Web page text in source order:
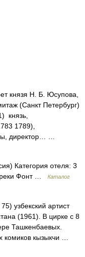
князя Н. Б. Юсупова,
(Санкт Петербург)
князь,
1789),
директор… …
Категория отеля: 3
реки Фонт …
Каталог
узбекский артист
(1961). В цирке с 8
Ташкенбаевых.
комиков кызыкчи …